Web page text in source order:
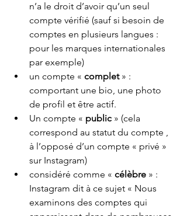
n’a le droit d’avoir qu’un seul
compte vérifié (sauf si besoin de
comptes en plusieurs langues :
pour les marques internationales
par exemple)
un compte « complet » :
comportant une bio, une photo
de profil et être actif.
Un compte « public » (cela
correspond au statut du compte ,
à l’opposé d’un compte « privé »
sur Instagram)
considéré comme « célèbre » :
Instagram dit à ce sujet « Nous
examinons des comptes qui